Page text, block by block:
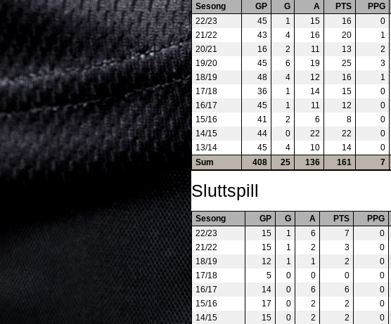
Sesong GP G A PTS PPG
22/23
45 1 15 16 0
21/22
43 4 16 20 1
20/21
16 2 11 13 2
19/20
45 6 19 25 3
18/19
48 4 12 16 1
17/18
36 1 14 15 0
16/17
45 1 11 12 0
15/16
41 2 6 8 0
14/15
44 0 22 22 0
13/14
45 4 10 14 0
Sum
408 25 136 161 7
Sluttspill
Sesong GP G A PTS PPG
22/23
15 1 6 7 0
21/22
15 1 2 3 0
18/19
12 1 1 2 0
17/18
5 0 0 0 0
16/17
14 0 6 6 0
15/16
17 0 2 2 0
14/15
15 0 2 2 0